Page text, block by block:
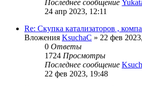
Последнее сообщение
24 апр 2023, 12:11
Re: Скупка катализаторов ,
Вложения KsuchaC » 22 фев
0 Ответы
1724 Просмотры
Последнее сообщение
22 фев 2023, 19:48